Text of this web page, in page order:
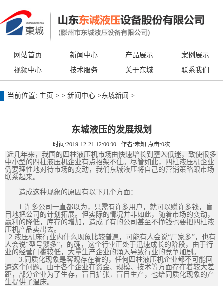
网站首页 新闻中心 产品展示
案例展示
视频中心
技术服务 关于东城 联系我们
当前位置: 主页 > > 新闻中心 >东城新闻 >
东城液压的发展规划
时间:2019-12-21 12:00:00 作者:未知 点击:0次
近几年来，我国的四柱液压机市场由快速增长到堕入低迷，致使很多
中小型的四柱液压机企业有点招架不住。尽管如此，四柱液压机企业
仍要理性地对待市场的变动，我们东城液压将自己的营销策略跟市场
联系起来。
造成这种现象的原因有以下几个方面：
1.许多公司一直都以为，只需有许多用户，就可以赚许多钱，盲
目地把公司的计划拓展。但实际的情况并非如此，随着市场的变动，
赢利的降低，库存的增加，造成了有的公司甚至不挣钱也要把四柱液
压机产品卖出去。
2.液压机床行业内什么现象比较普遍，可能有人会说“厂家多”，也有
人会说“型号繁多”，的确，这个行业正处于迅速成长的阶段，由于行
业的经营门槛较低，大量生产企业的涌入导致行业的竞争加剧。
3.同质化现象是客观存在着的，任何四柱液压机企业都不可能回
避这个问题。由于各个企业在资金、规模、技术等方面存在着较大差
距，部分企业为了生存，盲目扩张，盲目生产，也给同质化现象的产
生提供了温床。